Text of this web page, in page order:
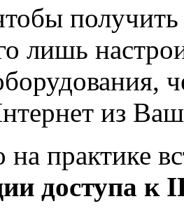
лишь
из
на практике
доступа к